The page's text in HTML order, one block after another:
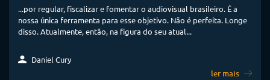
...por regular, fiscalizar e fomentar o audiovisual brasileiro. É a
nossa única ferramenta para esse objetivo. Não é perfeita. Longe
disso. Atualmente, então, na figura do seu atual...
Daniel Cury
ler mais